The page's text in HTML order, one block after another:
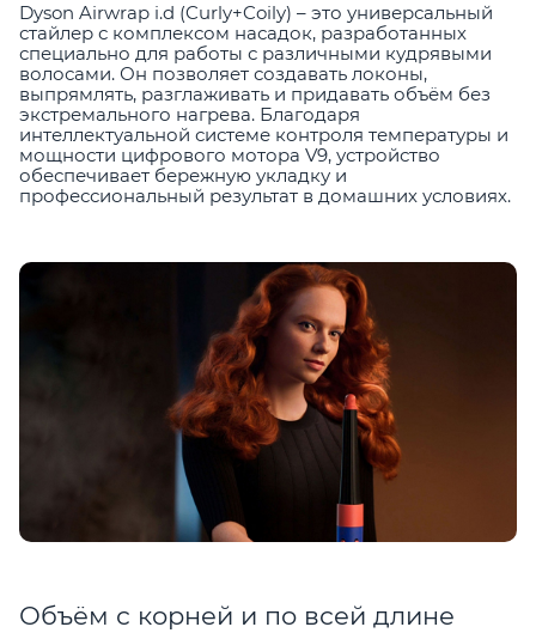
Dyson Airwrap i.d (Curly+Coily) – это универсальный
стайлер с комплексом насадок, разработанных
специально для работы с различными кудрявыми
волосами. Он позволяет создавать локоны,
выпрямлять, разглаживать и придавать объём без
экстремального нагрева. Благодаря
интеллектуальной системе контроля температуры и
мощности цифрового мотора V9, устройство
обеспечивает бережную укладку и
профессиональный результат в домашних условиях.
Объём с корней и по всей длине